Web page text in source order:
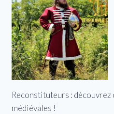
Reconstituteurs : découvrez
médiévales !